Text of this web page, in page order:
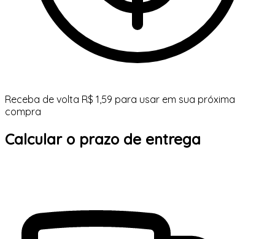
Receba de volta R$ 1,59 para usar em sua próxima
compra
Calcular o prazo de entrega